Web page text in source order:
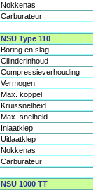
Nokkenas
Carburateur
NSU Type 110
Boring en slag
Cilinderinhoud
Compressieverhouding
Vermogen
Max. koppel
Kruissnelheid
Max. snelheid
Inlaatklep
Uitlaatklep
Nokkenas
Carburateur
NSU 1000 TT